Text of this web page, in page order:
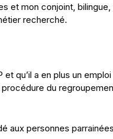
et mon conjoint,
recherché.
qu’il a en plus un
du
aux personnes